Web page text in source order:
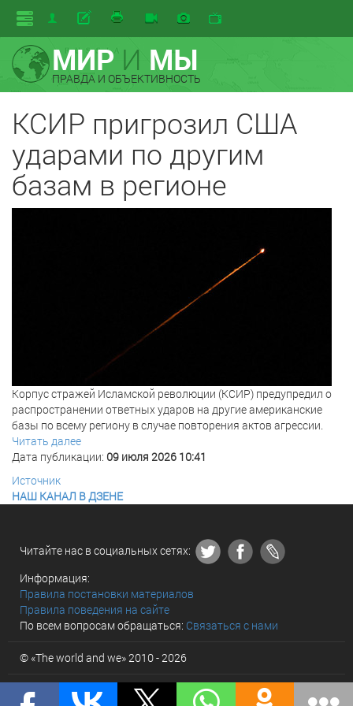
МИРИ МЫ
ПРАВДА И ОБЪЕКТИВНОСТЬ
КСИР пригрозил США
ударами по другим
базам в регионе
Корпус стражей Исламской революции (КСИР) предупредил о
распространении ответных ударов на другие американские
базы по всему региону в случае повторения актов агрессии.
Читать далее
Дата публикации: 09 июля 2026 10:41
Источник
НАШ КАНАЛ В ДЗЕНЕ
Читайте нас в социальных сетях:
Информация:
Правила постановки материалов
Правила поведения на сайте
По всем вопросам обращаться: Связаться с нами
© «The world and we» 2010 - 2026